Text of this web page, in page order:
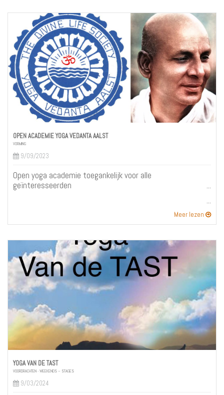
OPEN ACADEMIE YOGA VEDANTA AALST
VORMING
9/09/2023
Open yoga academie toegankelijk voor alle
geïnteresseerden
Meer lezen
YOGA VAN DE TAST
VOORDRACHTEN - WEEKENDS – STAGES
9/03/2024